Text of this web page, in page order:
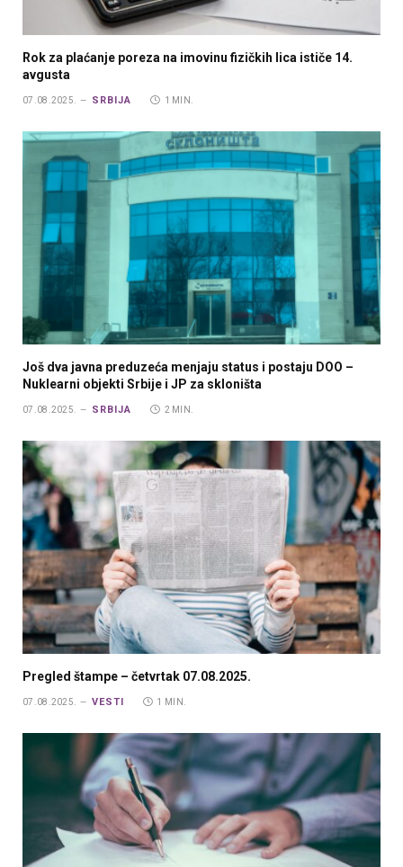
Rok za plaćanje poreza na imovinu fizičkih lica ističe 14.
avgusta
07.08.2025. SRBIJA 1 MIN.
Još dva javna preduzeća menjaju status i postaju DOO –
Nuklearni objekti Srbije i JP za skloništa
07.08.2025. SRBIJA 2 MIN.
Pregled štampe – četvrtak 07.08.2025.
07.08.2025. VESTI 1 MIN.